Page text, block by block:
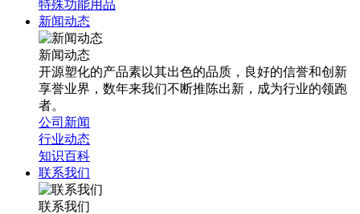
特殊功能用品
新闻动态
新闻动态
开源塑化的产品素以其出色的品质，良好的信誉和创新
享誉业界，数年来我们不断推陈出新，成为行业的领跑
者。
公司新闻
行业动态
知识百科
联系我们
联系我们